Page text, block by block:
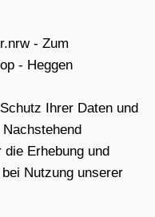
- Zum
- Heggen
Ihrer Daten und
Erhebung und
Nutzung unserer